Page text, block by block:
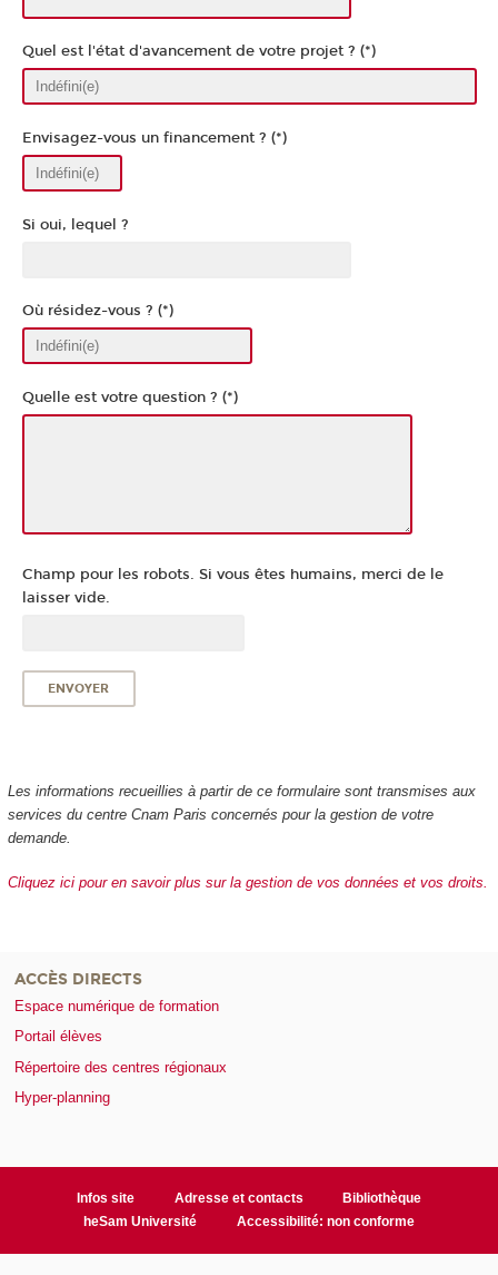
Quel est l'état d'avancement de votre projet ? (*)
Envisagez-vous un financement ? (*)
Si oui, lequel ?
Où résidez-vous ? (*)
Quelle est votre question ? (*)
Champ pour les robots. Si vous êtes humains, merci de le
laisser vide.
Les informations recueillies à partir de ce formulaire sont transmises aux
services du centre Cnam Paris concernés pour la gestion de votre
demande.
Cliquez ici pour en savoir plus sur la gestion de vos données et vos droits.
ACCÈS DIRECTS
Espace numérique de formation
Portail élèves
Répertoire des centres régionaux
Hyper-planning
Infos site Adresse et contacts
Bibliothèque
heSam Université
Accessibilité: non conforme